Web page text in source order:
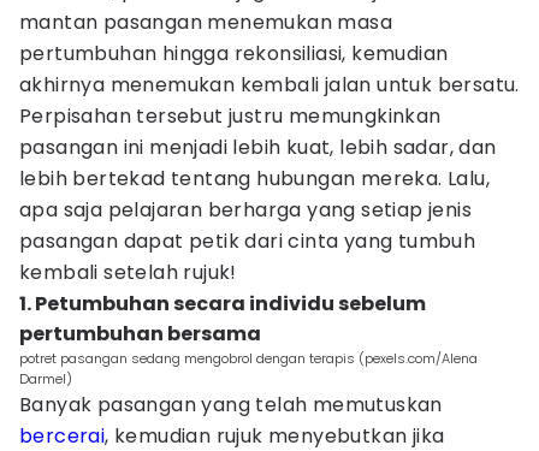
mantan pasangan menemukan masa
pertumbuhan hingga rekonsiliasi, kemudian
akhirnya menemukan kembali jalan untuk bersatu.
Perpisahan tersebut justru memungkinkan
pasangan ini menjadi lebih kuat, lebih sadar, dan
lebih bertekad tentang hubungan mereka. Lalu,
apa saja pelajaran berharga yang setiap jenis
pasangan dapat petik dari cinta yang tumbuh
kembali setelah rujuk!
1. Petumbuhan secara individu sebelum
pertumbuhan bersama
potret pasangan sedang mengobrol dengan terapis (pexels.com/Alena
Darmel)
Banyak pasangan yang telah memutuskan
bercerai, kemudian rujuk menyebutkan jika